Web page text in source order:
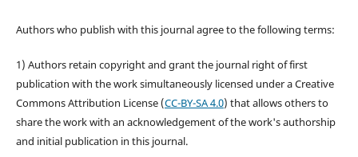
Authors who publish with this journal agree to the following terms:
1) Authors retain copyright and grant the journal right of first
publication with the work simultaneously licensed under a Creative
Commons Attribution License (CC-BY-SA 4.0) that allows others to
share the work with an acknowledgement of the work's authorship
and initial publication in this journal.